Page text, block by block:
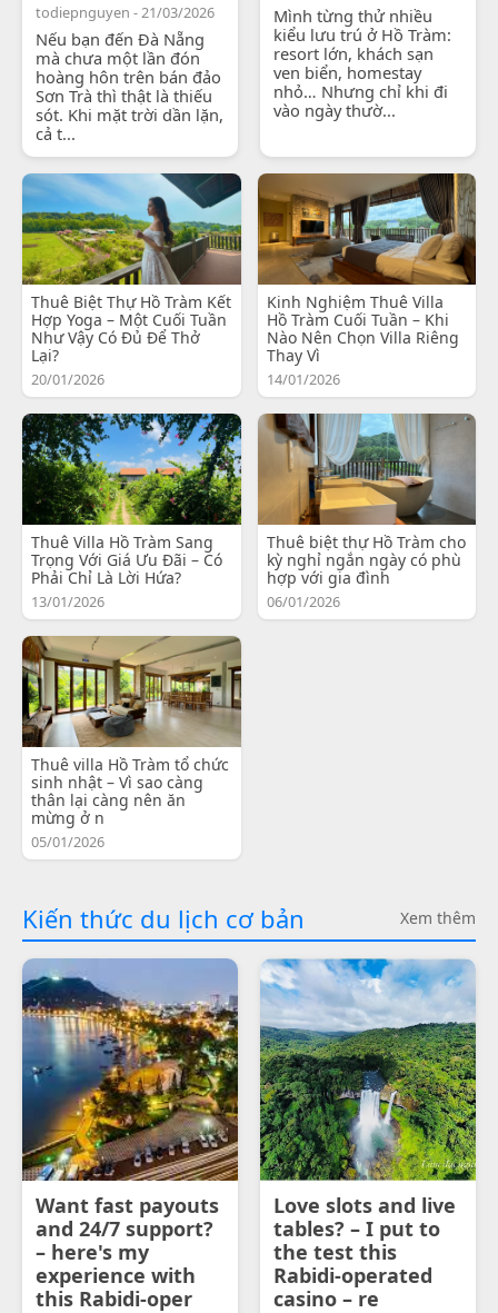
todiepnguyen - 21/03/2026
Nếu bạn đến Đà Nẵng
mà chưa một lần đón
hoàng hôn trên bán đảo
Sơn Trà thì thật là thiếu
sót. Khi mặt trời dần lặn,
cả t...
Mình từng thử nhiều
kiểu lưu trú ở Hồ Tràm:
resort lớn, khách sạn
ven biển, homestay
nhỏ… Nhưng chỉ khi đi
vào ngày thườ...
Thuê Biệt Thự Hồ Tràm Kết
Hợp Yoga – Một Cuối Tuần
Như Vậy Có Đủ Để Thở
Lại?
20/01/2026
Kinh Nghiệm Thuê Villa
Hồ Tràm Cuối Tuần – Khi
Nào Nên Chọn Villa Riêng
Thay Vì
14/01/2026
Thuê Villa Hồ Tràm Sang
Trọng Với Giá Ưu Đãi – Có
Phải Chỉ Là Lời Hứa?
13/01/2026
Thuê biệt thự Hồ Tràm cho
kỳ nghỉ ngắn ngày có phù
hợp với gia đình
06/01/2026
Thuê villa Hồ Tràm tổ chức
sinh nhật – Vì sao càng
thân lại càng nên ăn
mừng ở n
05/01/2026
Kiến thức du lịch cơ bản Xem thêm
Want fast payouts
and 24/7 support?
– here's my
experience with
this Rabidi-oper
Love slots and live
tables? – I put to
the test this
Rabidi-operated
casino – re